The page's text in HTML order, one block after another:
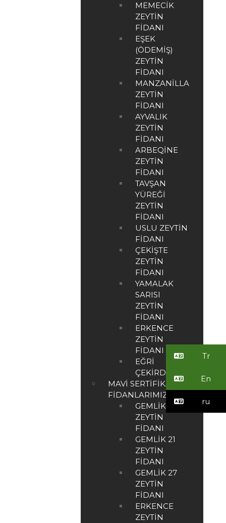
MEMECIK
ZEYTIN
FIDANI
EŞEK
(ÖDEMIŞ)
ZEYTIN
FIDANI
MANZANILLA
ZEYTIN
FIDANI
AYVALIK
ZEYTIN
FIDANI
ARBEQINE
ZEYTIN
FIDANI
TAVŞAN
YÜREĞI
ZEYTIN
FIDANI
USLU ZEYTIN
FIDANI
ÇEKIŞTE
ZEYTIN
FIDANI
YAMALAK
SARISI
ZEYTIN
FIDANI
ERKENCE
ZEYTIN
FIDANI
EĞRI
ÇEKIRDEK
MAVI SERTIFIKALI
FIDANLARIMIZ
GEMLIK
ZEYTIN
FIDANI
GEMLIK 21
ZEYTIN
FIDANI
GEMLIK 27
ZEYTIN
FIDANI
ERKENCE
ZEYTIN
Tr
En
ru